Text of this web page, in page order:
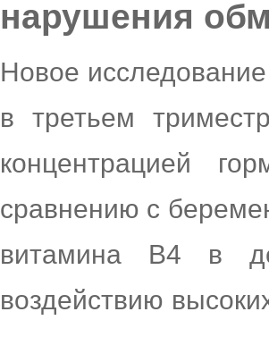
нарушения
Новое
в третьем
концентрацией
сравнению с
витамина В4 в
воздействию